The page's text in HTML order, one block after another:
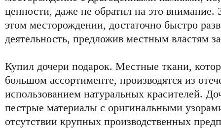
ценности, даже не обратил на это внимание.
этом месторождении, достаточно быстро
деятельность, предложив местным властям
Купил дочери подарок. Местные ткани,
большом ассортименте, производятся из
использованием натуральных красителей.
пестрые материалы с оригинальными
отсутствии крупных производственных